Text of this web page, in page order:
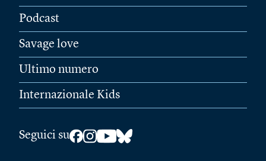
Podcast
Savage love
Ultimo numero
Internazionale Kids
Seguici su